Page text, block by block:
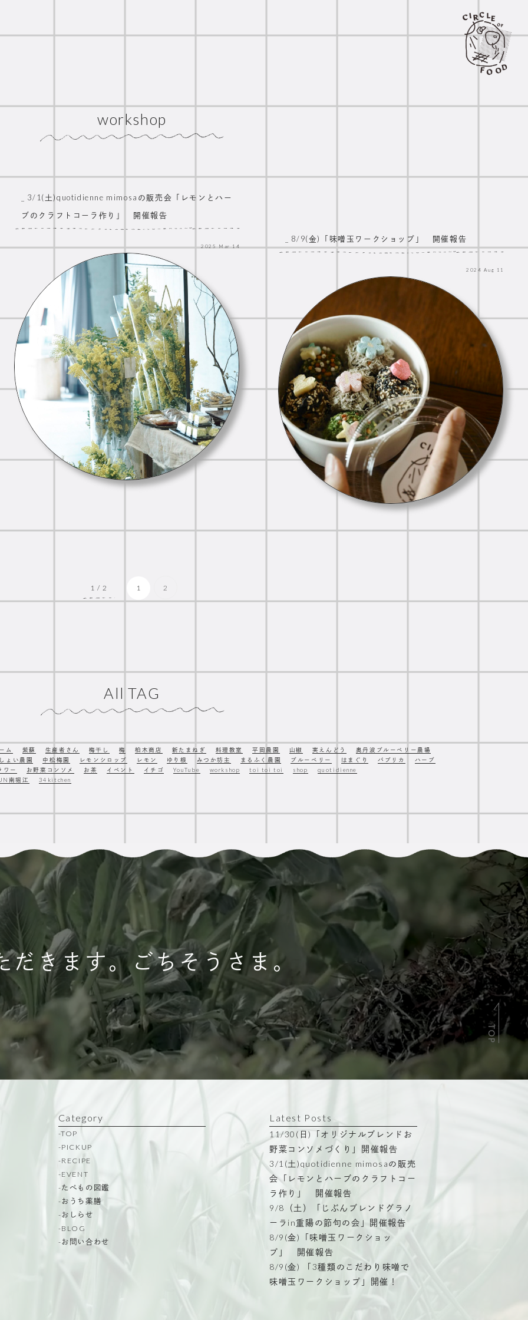
workshop
_ 3/1(土)quotidienne mimosaの販売会「レモンとハー
ブのクラフトコーラ作り」 開催報告
2025Mar 14
_ 8/9(金)「味噌玉ワークショップ」 開催報告
2024Aug 11
1 / 2 1 2
All TAG
ム 紫蘇 生産者さん 梅干し 梅 柏木商店 新たまねぎ 料理教室 平岡農園 山椒 実えんどう
奥丹波ブルーベリー農場
ょい農園
中松梅園 レモンシロップ レモン ゆり根 みつか坊主 まるふく農園 ブルーベリー はまぐり パプリカ
ハーブ
ワー
お野菜コンソメ お茶 イベント イチゴ YouTube workshop toi toi toi shop
quotidienne
南堀江
34kitchen
だきます。ごちそうさま。
Category
-TOP
-PICKUP
-RECIPE
-EVENT
-たべもの図鑑
-おうち薬膳
-おしらせ
-BLOG
-お問い合わせ
Latest Posts
11/30(日)「オリジナルブレンドお
野菜コンソメづくり」開催報告
3/1(土)quotidienne mimosaの販売
会「レモンとハーブのクラフトコー
ラ作り」 開催報告
9/8（土）「じぶんブレンドグラノ
ーラin重陽の節句の会」開催報告
8/9(金)「味噌玉ワークショッ
プ」 開催報告
8/9(金) 「3種類のこだわり味噌で
味噌玉ワークショップ」開催！
TOP